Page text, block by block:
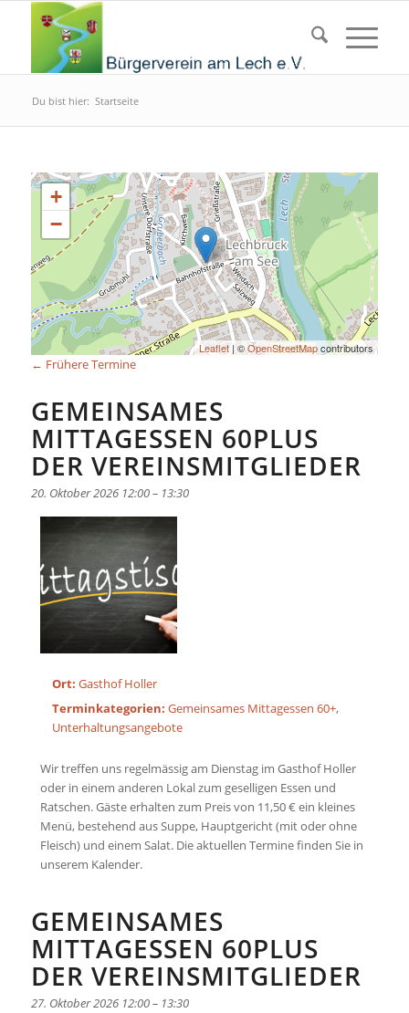
Du bist hier: Startseite
+
−
Leaflet| ©OpenStreetMapcontributors
← Frühere Termine
GEMEINSAMES
MITTAGESSEN 60PLUS
DER VEREINSMITGLIEDER
20. Oktober 2026 12:00– 13:30
Ort: Gasthof Holler
Terminkategorien: Gemeinsames Mittagessen 60+,
Unterhaltungsangebote
Wir treffen uns regelmässig am Dienstag im Gasthof Holler
oder in einem anderen Lokal zum geselligen Essen und
Ratschen. Gäste erhalten zum Preis von 11,50 € ein kleines
Menü, bestehend aus Suppe, Hauptgericht (mit oder ohne
Fleisch) und einem Salat. Die aktuellen Termine finden Sie in
unserem Kalender.
GEMEINSAMES
MITTAGESSEN 60PLUS
DER VEREINSMITGLIEDER
27. Oktober 2026 12:00– 13:30